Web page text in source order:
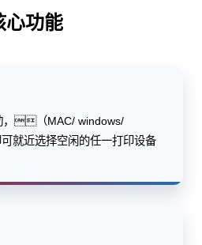
心功能
，（MAC/ windows/
近选择空闲的任一打印设备